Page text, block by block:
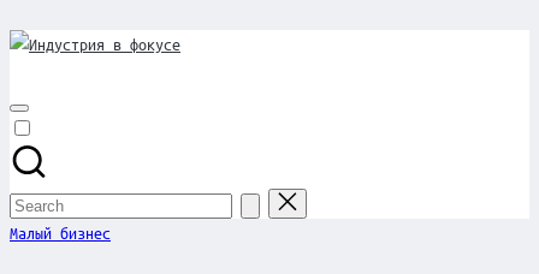
Skip
Индустрия
Search
for:
Posted
Малый бизнес